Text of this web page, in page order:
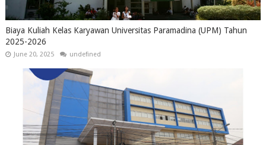
Biaya Kuliah Kelas Karyawan Universitas Paramadina (UPM) Tahun
2025-2026
June 20, 2025 undefined